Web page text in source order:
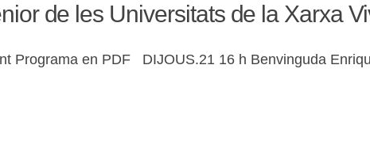
de les Universitats de la Xarxa
Programa en PDF DIJOUS.21 16 h Benvinguda